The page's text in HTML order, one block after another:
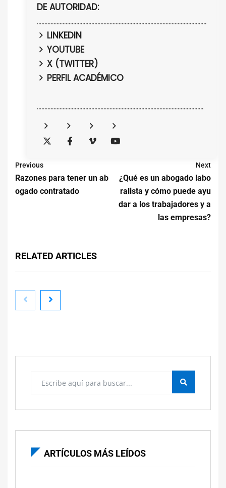
DE AUTORIDAD:
................................................................................................................
LINKEDIN
YOUTUBE
X (TWITTER)
PERFIL ACADÉMICO
..............................................................................................................
Previous
Razones para tener un ab
ogado contratado
Next
¿Qué es un abogado labo
ralista y cómo puede ayu
dar a los trabajadores y a
las empresas?
RELATED ARTICLES
plantas durante el verano
ARTÍCULOS MÁS LEÍDOS